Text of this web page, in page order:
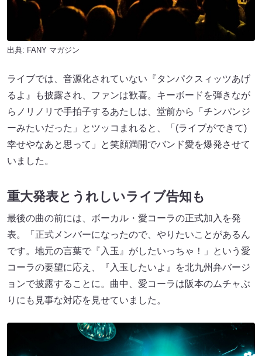
出典: FANY マガジン
ライブでは、音源化されていない『タンパクスィッツあげ
るよ』も披露され、ファンは歓喜。キーボードを弾きなが
らノリノリで手拍子するあたしは、堂前から「チンパンジ
ーみたいだった」とツッコまれると、「(ライブができて)
幸せやなあと思って」と笑顔満開でバンド愛を爆発させて
いました。
重大発表とうれしいライブ告知も
最後の曲の前には、ボーカル・愛コーラの正式加入を発
表。「正式メンバーになったので、やりたいことがあるん
です。地元の言葉で『入玉』がしたいっちゃ！」という愛
コーラの要望に応え、『入玉したいよ』を北九州弁バージ
ョンで披露することに。曲中、愛コーラは阪本のムチャぶ
りにも見事な対応を見せていました。